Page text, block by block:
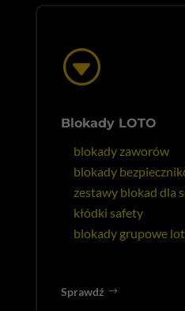
G
Blokady LOTO
blokady zaworów
blokady
zestawy blokad dla
kłódki safety
blokady grupowe
Sprawdź